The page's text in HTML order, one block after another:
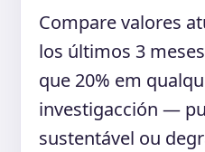
Compare valores
los últimos 3
que 20% em
investigacción —
sustentável ou